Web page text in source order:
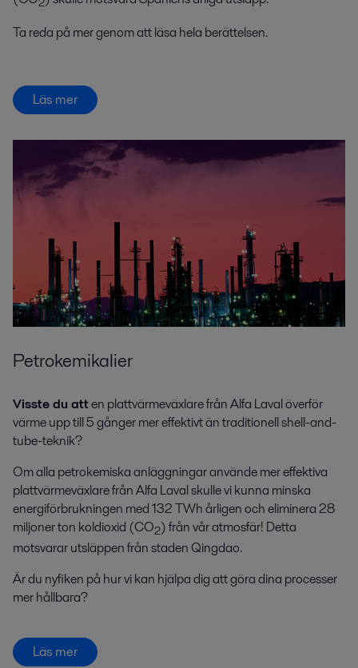
Ta reda på mer genom att läsa hela berättelsen.
Läs mer
Petrokemikalier
Visste du atten plattvärmeväxlare från Alfa Laval överför
värme upp till 5 gånger mer effektivt än traditionell shell-and-
tube-teknik?
Om alla petrokemiska anläggningar använde mer effektiva
plattvärmeväxlare från Alfa Laval skulle vi kunna minska
energiförbrukningen med 132 TWh årligen och eliminera 28
miljoner ton koldioxid (CO2) från vår atmosfär! Detta
motsvarar utsläppen från staden Qingdao.
Är du nyfiken på hur vi kan hjälpa dig att göra dina processer
mer hållbara?
Läs mer